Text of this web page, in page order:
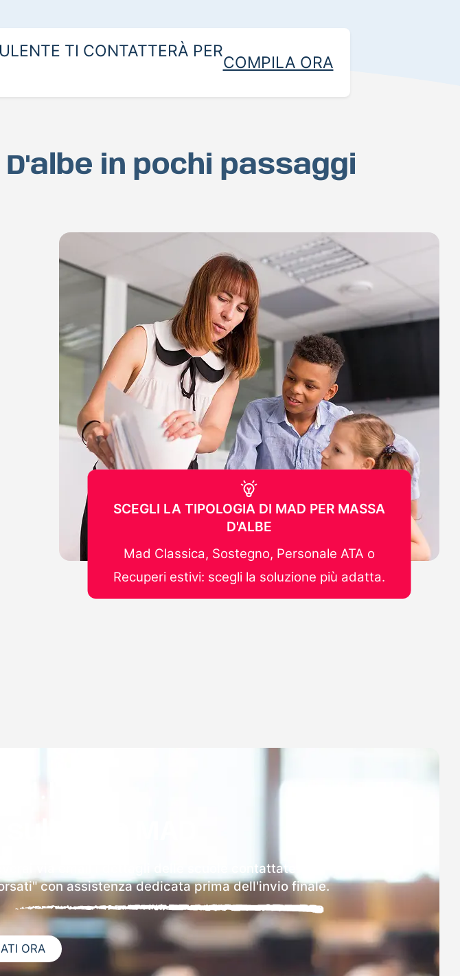
TI CONTATTERÀ PER
COMPILA ORA
in pochi passaggi
SCEGLI LA TIPOLOGIA DI MAD PER MASSA
D'ALBE
Mad Classica, Sostegno, Personale ATA o
Recuperi estivi: scegli la soluzione più adatta.
tua MAD
via email i dettagli delle scuole contattate.
con assistenza dedicata prima dell'invio finale.
ORA